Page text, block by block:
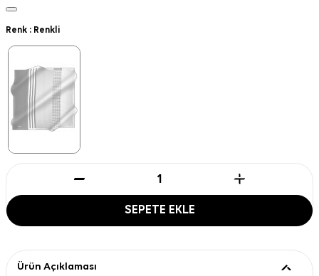
Renk : Renkli
SEPETE EKLE
Ürün Açıklaması